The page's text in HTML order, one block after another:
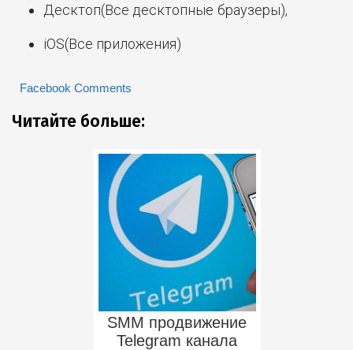
Десктоп(Все десктопные браузеры),
iOS(Все приложения)
Facebook Comments
Читайте больше:
SMM продвижение
Telegram канала